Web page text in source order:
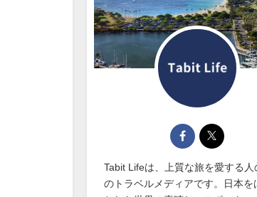
Tabit Lifeは、上質な旅を愛する人
のトラベルメディアです。日本を